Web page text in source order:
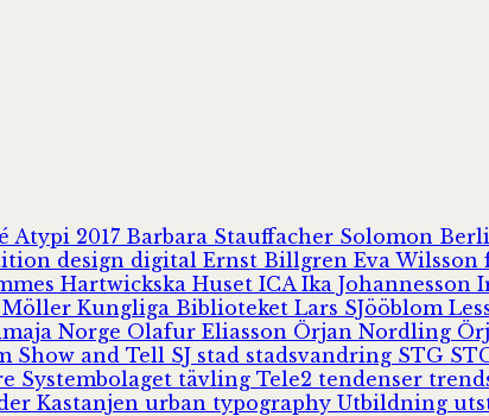
Atypi 2017 Barbara Stauffacher Solomon
design digital Ernst Billgren Eva Wilsson
Hartwickska Huset ICA Ika Johannesson
Kungliga Biblioteket Lars SJööblom
Norge Olafur Eliasson Örjan Nordling
Show and Tell SJ stad stadsvandring STG
Systembolaget tävling Tele2 tendenser
Kastanjen urban typography Utbildning